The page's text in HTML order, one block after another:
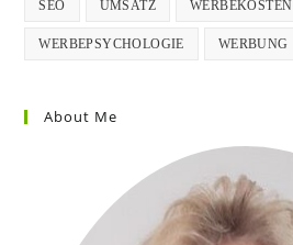
SEO UMSATZ WERBEKOSTEN
WERBEPSYCHOLOGIE WERBUNG
About Me